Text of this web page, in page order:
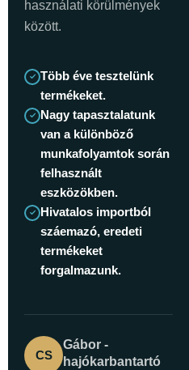
használati körülmények
között.
Több éve tesztelünk
termékeket.
Nagy tapasztalatunk
van a különböző
munkafolyamtok során
felhasznált
eszközökben.
Hivatalos importból
száemazó, eredeti
termékeket
forgalmazunk.
CS
Gábor -
hajókarbantartó